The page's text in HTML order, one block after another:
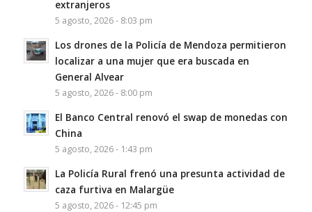
extranjeros
5 agosto, 2026 - 8:03 pm
Los drones de la Policía de Mendoza permitieron
localizar a una mujer que era buscada en
General Alvear
5 agosto, 2026 - 8:00 pm
El Banco Central renovó el swap de monedas con
China
5 agosto, 2026 - 1:43 pm
La Policía Rural frenó una presunta actividad de
caza furtiva en Malargüe
5 agosto, 2026 - 12:45 pm